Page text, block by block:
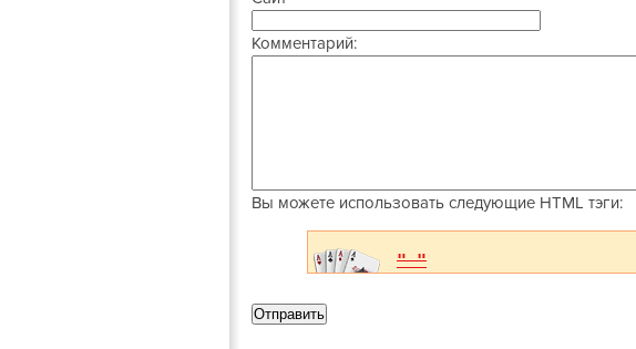
Комментарий:
Вы можете использовать следующие HTML тэги: